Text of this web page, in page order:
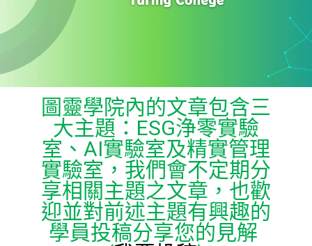
圖靈學院內的文章包含三
大主題：ESG浄零實驗
室、AI實驗室及精實管理
實驗室，我們會不定期分
享相關主題之文章，也歡
迎並對前述主題有興趣的
學員投稿分享您的見解